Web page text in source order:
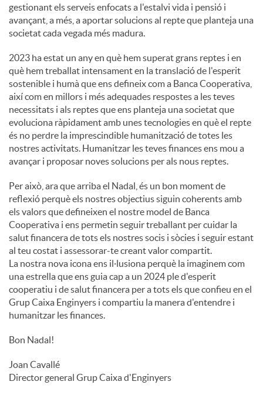
gestionant els serveis enfocats a l'estalvi vida i pensió i
avançant, a més, a aportar solucions al repte que planteja una
societat cada vegada més madura.
2023 ha estat un any en què hem superat grans reptes i en
què hem treballat intensament en la translació de l'esperit
sostenible i humà que ens defineix com a Banca Cooperativa,
així com en millors i més adequades respostes a les teves
necessitats i als reptes que ens planteja una societat que
evoluciona ràpidament amb unes tecnologies en què el repte
és no perdre la imprescindible humanització de totes les
nostres activitats. Humanitzar les teves finances ens mou a
avançar i proposar noves solucions per als nous reptes.
Per això, ara que arriba el Nadal, és un bon moment de
reflexió perquè els nostres objectius siguin coherents amb
els valors que defineixen el nostre model de Banca
Cooperativa i ens permetin seguir treballant per cuidar la
salut financera de tots els nostres socis i sòcies i seguir estant
al teu costat i assessorar-te creant valor compartit.
La nostra nova icona ens il·lusiona perquè la imaginem com
una estrella que ens guia cap a un 2024 ple d'esperit
cooperatiu i de salut financera per a tots els que confieu en el
Grup Caixa Enginyers i compartiu la manera d'entendre i
humanitzar les finances.
Bon Nadal!
Joan Cavallé
Director general Grup Caixa d'Enginyers